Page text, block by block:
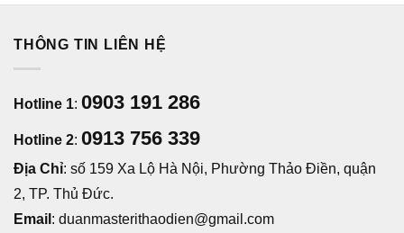
THÔNG TIN LIÊN HỆ
Hotline 1: 0903 191 286
Hotline 2: 0913 756 339
Địa Chỉ: số 159 Xa Lộ Hà Nội, Phường Thảo Điền, quận
2, TP. Thủ Đức.
Email : duanmasterithaodien@gmail.com